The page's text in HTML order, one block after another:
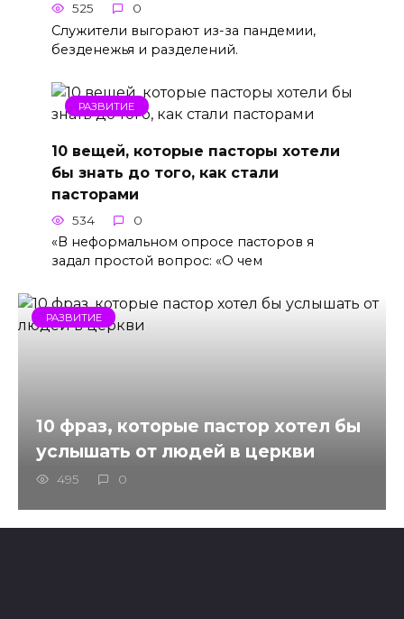
525 0
Служители выгорают из-за пандемии,
безденежья и разделений.
РАЗВИТИЕ
10 вещей, которые пасторы хотели
бы знать до того, как стали
пасторами
534 0
«В неформальном опросе пасторов я
задал простой вопрос: «О чем
РАЗВИТИЕ
10 фраз, которые пастор хотел бы
услышать от людей в церкви
495 0